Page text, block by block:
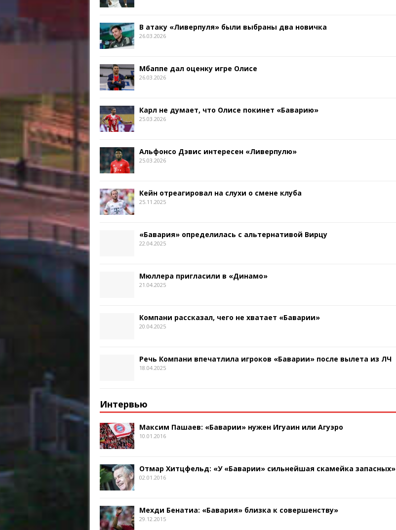
В атаку «Ливерпуля» были выбраны два новичка
26.03.2026
Мбаппе дал оценку игре Олисе
26.03.2026
Карл не думает, что Олисе покинет «Баварию»
25.03.2026
Альфонсо Дэвис интересен «Ливерпулю»
25.03.2026
Кейн отреагировал на слухи о смене клуба
25.11.2025
«Бавария» определилась с альтернативой Вирцу
22.04.2025
Мюллера пригласили в «Динамо»
21.04.2025
Компани рассказал, чего не хватает «Баварии»
20.04.2025
Речь Компани впечатлила игроков «Баварии» после вылета из ЛЧ
18.04.2025
Интервью
Максим Пашаев: «Баварии» нужен Игуаин или Агуэро
10.01.2016
Отмар Хитцфельд: «У «Баварии» сильнейшая скамейка запасных»
02.01.2016
Мехди Бенатиа: «Бавария» близка к совершенству»
29.12.2015